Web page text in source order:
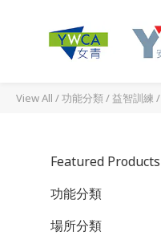
View All /功能分類/益智訓練 /
Featured Products
功能分類
場所分類